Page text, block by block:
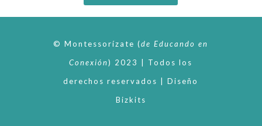
© Montessorízate(de Educando en
Conexión) 2023 | Todos los
derechos reservados | Diseño
Bizkits